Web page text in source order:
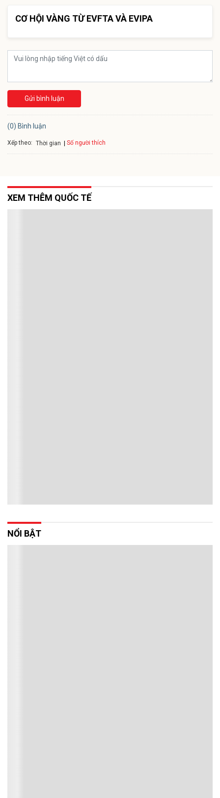
CƠ HỘI VÀNG TỪ EVFTA VÀ EVIPA
Gửi bình luận
(0) Bình luận
Xếp theo: Thời gian Số người thích
XEM THÊM QUỐC TẾ
NỔI BẬT